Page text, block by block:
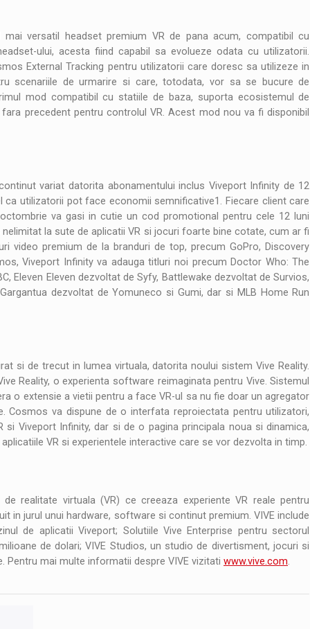
versatil headset premium VR de pana acum, compatibil cu
ului, acesta fiind capabil sa evolueze odata cu utilizatorii.
External Tracking pentru utilizatorii care doresc sa utilizeze in
scenariile de urmarire si care, totodata, vor sa se bucure de
mod compatibil cu statiile de baza, suporta ecosistemul de
precedent pentru controlul VR. Acest mod nou va fi disponibil
variat datorita abonamentului inclus Viveport Infinity de 12
utilizatorii pot face economii semnificative1. Fiecare client care
va gasi in cutie un cod promotional pentru cele 12 luni
la sute de aplicatii VR si jocuri foarte bine cotate, cum ar fi
video premium de la branduri de top, precum GoPro, Discovery
Viveport Infinity va adauga titluri noi precum Doctor Who: The
Eleven Eleven dezvoltat de Syfy, Battlewake dezvoltat de Survios,
dezvoltat de Yomuneco si Gumi, dar si MLB Home Run
si de trecut in lumea virtuala, datorita noului sistem Vive Reality.
Reality, o experienta software reimaginata pentru Vive. Sistemul
o extensie a vietii pentru a face VR-ul sa nu fie doar un agregator
Cosmos va dispune de o interfata reproiectata pentru utilizatori,
Viveport Infinity, dar si de o pagina principala noua si dinamica,
VR si experientele interactive care se vor dezvolta in timp.
realitate virtuala (VR) ce creeaza experiente VR reale pentru
in jurul unui hardware, software si continut premium. VIVE include
de aplicatii Viveport; Solutiile Vive Enterprise pentru sectorul
de dolari; VIVE Studios, un studio de divertisment, jocuri si
Pentru mai multe informatii despre VIVE vizitati www.vive.com.